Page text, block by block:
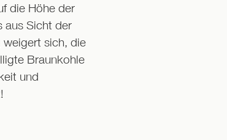
die Höhe der
aus Sicht der
weigert sich, die
Braunkohle
und